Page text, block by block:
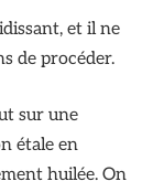
et il ne
de procéder.
sur une
étale en
huilée. On